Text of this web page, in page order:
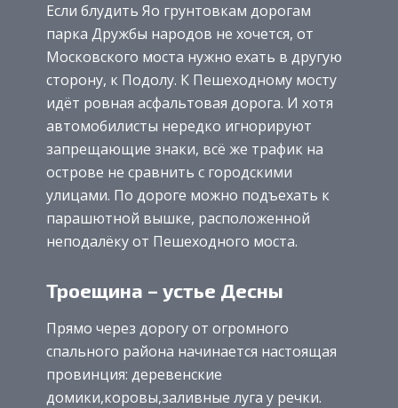
Если блудить Яо грунтовкам дорогам
парка Дружбы народов не хочется, от
Московского моста нужно ехать в другую
сторону, к Подолу. К Пешеходному мосту
идёт ровная асфальтовая дорога. И хотя
автомобилисты нередко игнорируют
запрещающие знаки, всё же трафик на
острове не сравнить с городскими
улицами. По дороге можно подъехать к
парашютной вышке, расположенной
неподалёку от Пешеходного моста.
Троещина – устье Десны
Прямо через дорогу от огромного
спального района начинается настоящая
провинция: деревенские
домики,коровы,заливные луга у речки.